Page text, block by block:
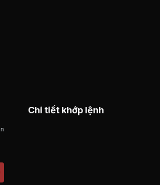
Chi tiết khớp lệnh